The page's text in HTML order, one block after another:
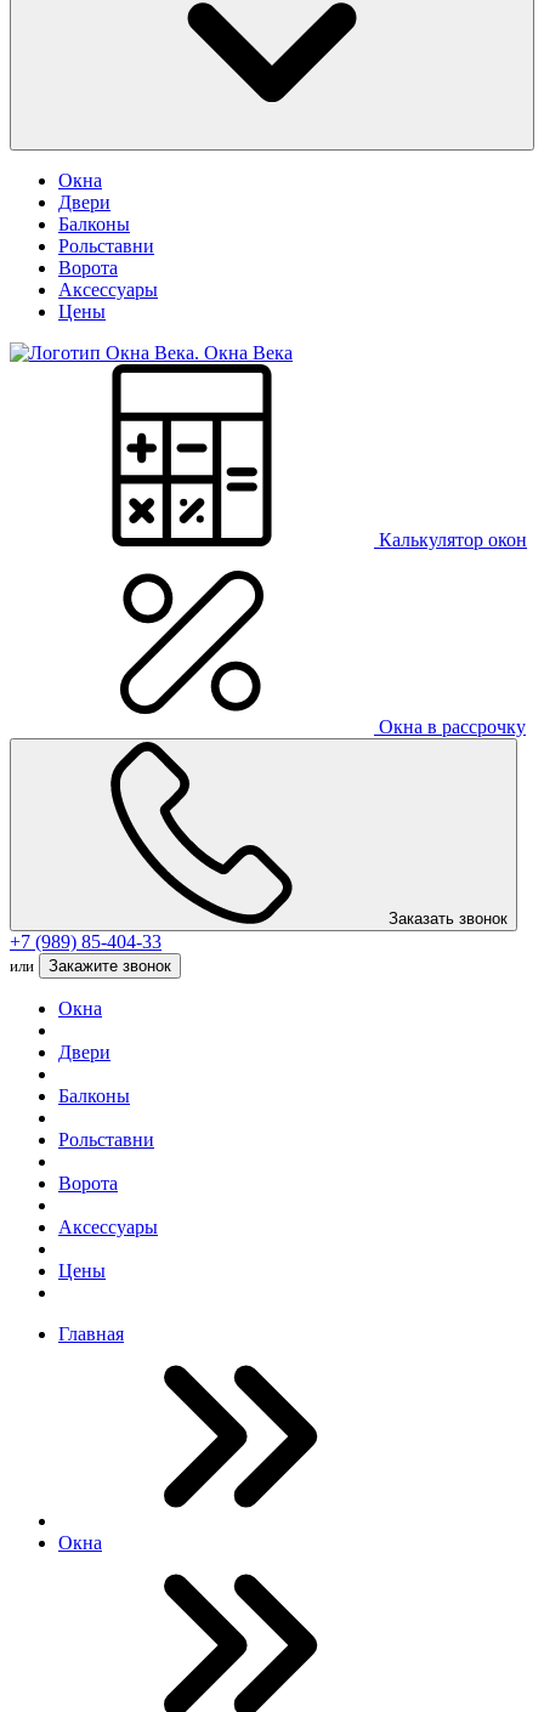
Окна
Двери
Балконы
Рольставни
Ворота
Аксессуары
Цены
Окна Века
Калькулятор окон
Окна в рассрочку
Заказать звонок
+7 (989) 85-404-33
или Закажите звонок
Окна
Двери
Балконы
Рольставни
Ворота
Аксессуары
Цены
Главная
Окна